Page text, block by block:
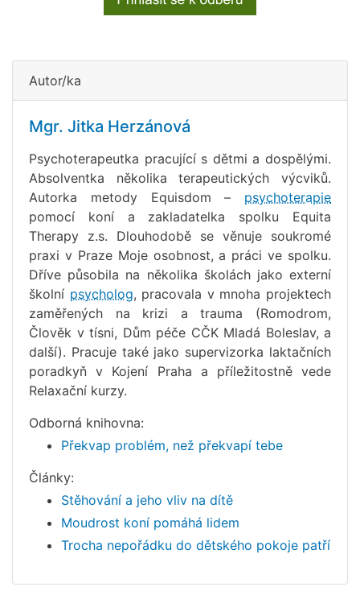
Autor/ka
Mgr. Jitka Herzánová
Psychoterapeutka pracující s dětmi a dospělými.
Absolventka několika terapeutických výcviků.
Autorka metody Equisdom – psychoterapie
pomocí koní a zakladatelka spolku Equita
Therapy z.s. Dlouhodobě se věnuje soukromé
praxi v Praze Moje osobnost, a práci ve spolku.
Dříve působila na několika školách jako externí
školní psycholog, pracovala v mnoha projektech
zaměřených na krizi a trauma (Romodrom,
Člověk v tísni, Dům péče CČK Mladá Boleslav, a
další). Pracuje také jako supervizorka laktačních
poradkyň v Kojení Praha a příležitostně vede
Relaxační kurzy.
Odborná knihovna:
Překvap problém, než překvapí tebe
Články:
Stěhování a jeho vliv na dítě
Moudrost koní pomáhá lidem
Trocha nepořádku do dětského pokoje patří